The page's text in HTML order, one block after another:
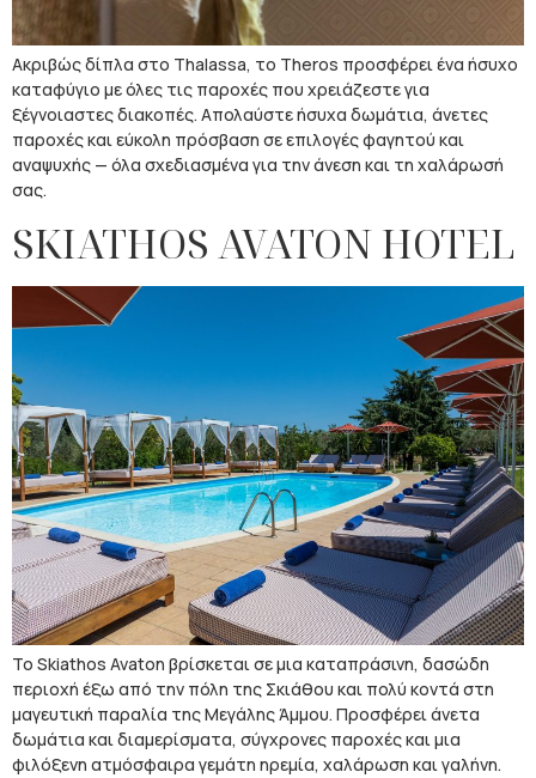
Ακριβώς δίπλα στο Thalassa, το Theros προσφέρει ένα ήσυχο
καταφύγιο με όλες τις παροχές που χρειάζεστε για
ξέγνοιαστες διακοπές. Απολαύστε ήσυχα δωμάτια, άνετες
παροχές και εύκολη πρόσβαση σε επιλογές φαγητού και
αναψυχής — όλα σχεδιασμένα για την άνεση και τη χαλάρωσή
σας.
SKIATHOS AVATON HOTEL
Το Skiathos Avaton βρίσκεται σε μια καταπράσινη, δασώδη
περιοχή έξω από την πόλη της Σκιάθου και πολύ κοντά στη
μαγευτική παραλία της Μεγάλης Άμμου. Προσφέρει άνετα
δωμάτια και διαμερίσματα, σύγχρονες παροχές και μια
φιλόξενη ατμόσφαιρα γεμάτη ηρεμία, χαλάρωση και γαλήνη.